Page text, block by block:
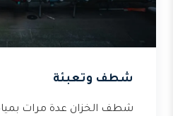
شطف وتعبئة
شطف الخزان عدة مرات